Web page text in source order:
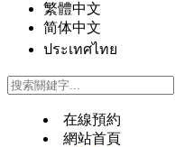
繁體中文
简体中文
ประเทศไทย
在線預約
網站首頁